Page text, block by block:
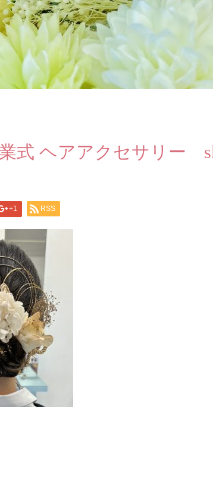
式 ヘアアクセサリー
+1 RSS